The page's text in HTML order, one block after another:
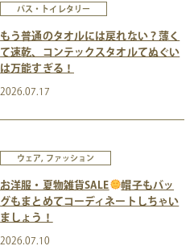
バス・トイレタリー
もう普通のタオルには戻れない？薄く
て速乾、コンテックスタオルてぬぐい
は万能すぎる！
2026.07.17
ウェア, ファッション
お洋服・夏物雑貨SALE
帽子もバッ
グもまとめてコーディネートしちゃい
ましょう！
2026.07.10